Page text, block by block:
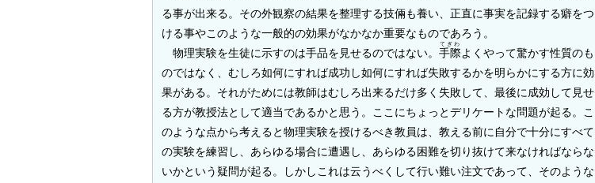
る事が出来る。その外観察の結果を整理する技倆も養い、正直に事実を記録する癖をつ
ける事やこのような一般的の効果がなかなか重要なものであろう。
物理実験を生徒に示すのは手品を見せるのではない。 手際
てぎわ
よくやって驚かす性質のも
のではなく、むしろ如何にすれば成功し如何にすれば失敗するかを明らかにする方に効
果がある。それがためには教師はむしろ出来るだけ多く失敗して、最後に成効して見せ
る方が教授法として適当であるかと思う。ここにちょっとデリケートな問題が起る。こ
のような点から考えると物理実験を授けるべき教員は、教える前に自分で十分にすべて
の実験を練習し、あらゆる場合に遭遇し、あらゆる困難を切り抜けて来なければならな
いかという疑問が起る。しかしこれは云うべくして行い難い注文であって、そのような